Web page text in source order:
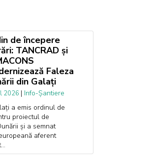
de începere
TANCRAD și
Faleza
din Galați
2026 | Info-Șantiere
a emis ordinul de
proiectul de
și a semnat
aferent